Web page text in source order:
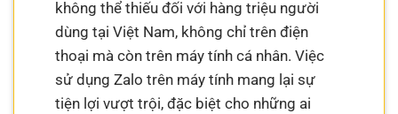
không thể thiếu đối với hàng triệu người
dùng tại Việt Nam, không chỉ trên điện
thoại mà còn trên máy tính cá nhân. Việc
sử dụng Zalo trên máy tính mang lại sự
tiện lợi vượt trội, đặc biệt cho những ai